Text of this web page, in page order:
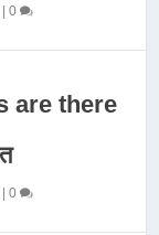
|0
are there
|0